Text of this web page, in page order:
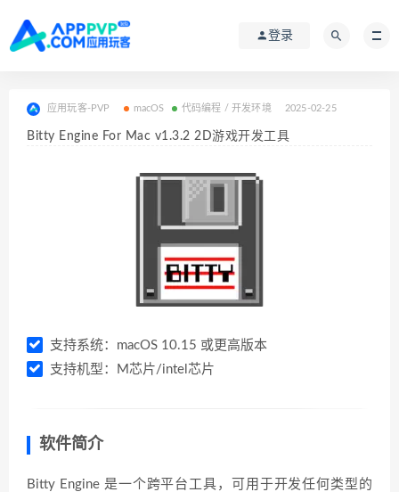
登录
应用玩客-PVP macOS 代码编程 / 开发环境 2025-02-25
Bitty Engine For Mac v1.3.2 2D游戏开发工具
支持系统：macOS 10.15 或更高版本
支持机型：M芯片/intel芯片
软件简介
Bitty Engine 是一个跨平台工具，可用于开发任何类型的